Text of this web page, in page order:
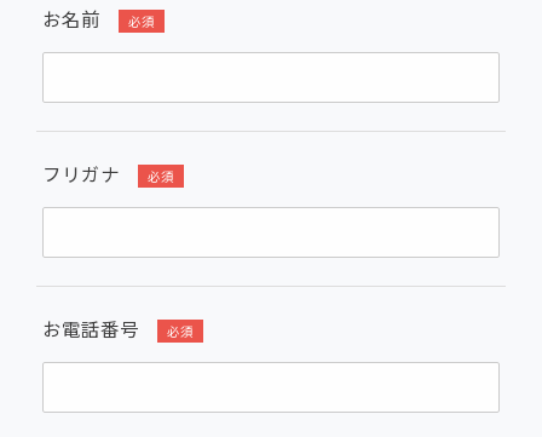
お名前 必須
フリガナ 必須
お電話番号 必須